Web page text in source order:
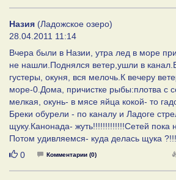
Назия (Ладожское озеро)
28.04.2011 11:14
Вчера были в Назии, утра лед в море
не нашли.Поднялся ветер,ушли в
густеры, окуня, вся мелочь.К вечеру
море-0.Дома, причистке рыбы:плотва с
мелкая, окунь- в мясе яйца кокой- то
Бреки обурели - по каналу и Ладоге
щуку.Канонада- жуть!!!!!!!!!!!!!Сетей пока
Потом удивляемся- куда делась щука
Нравится
0 Комментарии (0)